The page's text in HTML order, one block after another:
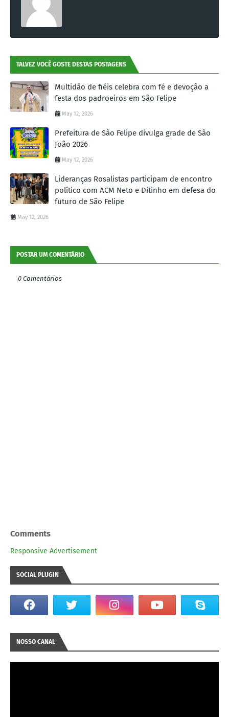
TALVEZ VOCÊ GOSTE DESTAS POSTAGENS
Multidão de fiéis celebra com fé e devoção a
festa dos padroeiros em São Felipe
May 12, 2026
Prefeitura de São Felipe divulga grade de São
João 2026
May 12, 2026
Lideranças Rosalistas participam de encontro
político com ACM Neto e Ditinho em defesa do
futuro de São Felipe
May 12, 2026
POSTAR UM COMENTÁRIO
0 Comentários
Comments
Responsive Advertisement
SOCIAL PLUGIN
NOSSO CANAL